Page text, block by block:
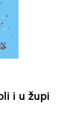
i u župi